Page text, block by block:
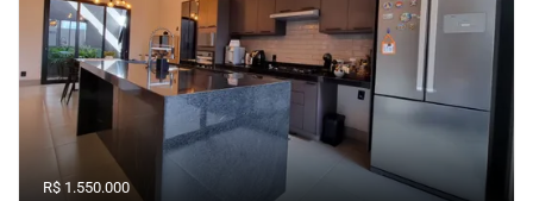
R$ 1.550.000